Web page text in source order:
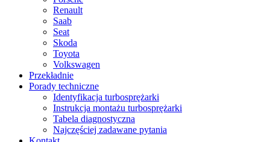
Renault
Saab
Seat
Skoda
Toyota
Volkswagen
Przekładnie
Porady techniczne
Identyfikacja turbosprężarki
Instrukcja montażu turbosprężarki
Tabela diagnostyczna
Najczęściej zadawane pytania